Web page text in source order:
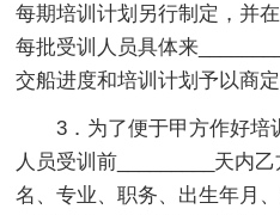
每期培训计划另行制定，并
每批受训人员具体来
交船进度和培训计划予以商定
3．为了便于甲方作好培
人员受训前_________天内
名、专业、职务、出生年月